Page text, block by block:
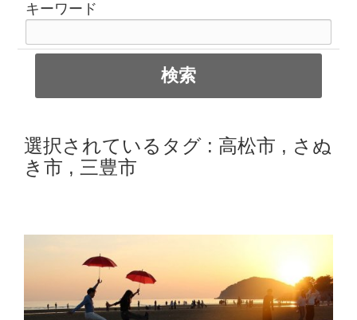
キーワード
選択されているタグ : 高松市 , さぬ
き市 , 三豊市